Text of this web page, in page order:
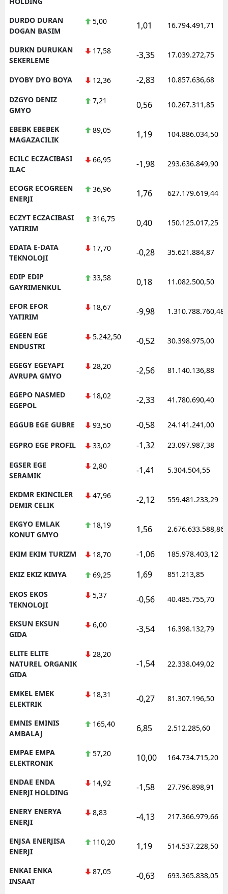
DURDO DURAN
DOGAN BASIM
5,00 1,01 16.794.491,71
DURKN DURUKAN
SEKERLEME
17,58 -3,35 17.039.272,75
DYOBY DYO BOYA 12,36 -2,83 10.857.636,68
DZGYO DENIZ
GMYO
7,21 0,56 10.267.311,85
EBEBK EBEBEK
MAGAZACILIK
89,05 1,19 104.886.034,50
ECILC ECZACIBASI
ILAC
66,95 -1,98 293.636.849,90
ECOGR ECOGREEN
ENERJI
36,96 1,76 627.179.619,44
ECZYT ECZACIBASI
YATIRIM
316,75 0,40 150.125.017,25
EDATA E-DATA
TEKNOLOJI
17,70 -0,28 35.621.884,87
EDIP EDIP
GAYRIMENKUL
33,58 0,18 11.082.500,50
EFOR EFOR
YATIRIM
18,67 -9,98 1.310.788.760,48
EGEEN EGE
ENDUSTRI
5.242,50 -0,52 30.398.975,00
EGEGY EGEYAPI
AVRUPA GMYO
28,20 -2,56 81.140.136,88
EGEPO NASMED
EGEPOL
18,02 -2,33 41.780.690,40
EGGUB EGE GUBRE 93,50 -0,58 24.141.241,00
EGPRO EGE PROFIL 33,02 -1,32 23.097.987,38
EGSER EGE
SERAMIK
2,80 -1,41 5.304.504,55
EKDMR EKINCILER
DEMIR CELIK
47,96 -2,12 559.481.233,29
EKGYO EMLAK
KONUT GMYO
18,19 1,56 2.676.633.588,86
EKIM EKIM TURIZM 18,70 -1,06 185.978.403,12
EKIZ EKIZ KIMYA 69,25 1,69 851.213,85
EKOS EKOS
TEKNOLOJI
5,37 -0,56 40.485.755,70
EKSUN EKSUN
GIDA
6,00 -3,54 16.398.132,79
ELITE ELITE
NATUREL ORGANIK
GIDA
28,20
-1,54 22.338.049,02
EMKEL EMEK
ELEKTRIK
18,31 -0,27 81.307.196,50
EMNIS EMINIS
AMBALAJ
165,40 6,85 2.512.285,60
EMPAE EMPA
ELEKTRONIK
57,20 10,00 164.734.715,20
ENDAE ENDA
ENERJI HOLDING
14,92 -1,58 27.796.898,91
ENERY ENERYA
ENERJI
8,83 -4,13 217.366.979,66
ENJSA ENERJISA
ENERJI
110,20 1,19 514.537.228,50
ENKAI ENKA
INSAAT
87,05 -0,63 693.365.838,05